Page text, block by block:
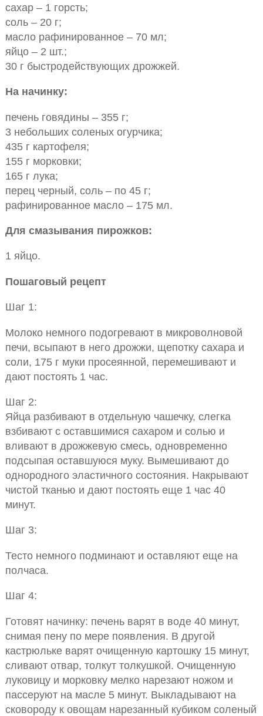
сахар – 1 горсть;
соль – 20 г;
масло рафинированное – 70 мл;
яйцо – 2 шт.;
30 г быстродействующих дрожжей.
На начинку:
печень говядины – 355 г;
3 небольших соленых огурчика;
435 г картофеля;
155 г морковки;
165 г лука;
перец черный, соль – по 45 г;
рафинированное масло – 175 мл.
Для смазывания пирожков:
1 яйцо.
Пошаговый рецепт
Шаг 1:
Молоко немного подогревают в микроволновой
печи, всыпают в него дрожжи, щепотку сахара и
соли, 175 г муки просеянной, перемешивают и
дают постоять 1 час.
Шаг 2:
Яйца разбивают в отдельную чашечку, слегка
взбивают с оставшимися сахаром и солью и
вливают в дрожжевую смесь, одновременно
подсыпая оставшуюся муку. Вымешивают до
однородного эластичного состояния. Накрывают
чистой тканью и дают постоять еще 1 час 40
минут.
Шаг 3:
Тесто немного подминают и оставляют еще на
полчаса.
Шаг 4:
Готовят начинку: печень варят в воде 40 минут,
снимая пену по мере появления. В другой
кастрюльке варят очищенную картошку 15 минут,
сливают отвар, толкут толкушкой. Очищенную
луковицу и морковку мелко нарезают ножом и
пассеруют на масле 5 минут. Выкладывают на
сковороду к овощам нарезанный кубиком соленый